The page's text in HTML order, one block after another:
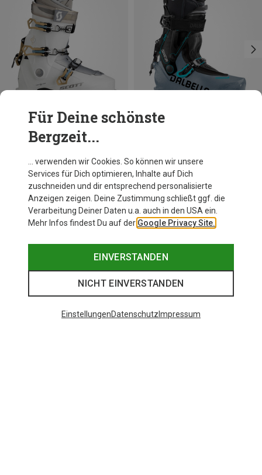
Du sparst 42%
Für Deine schönste
Bergzeit...
… verwenden wir Cookies. So können wir unsere
Services für Dich optimieren, Inhalte auf Dich
zuschneiden und dir entsprechend personalisierte
Anzeigen zeigen. Deine Zustimmung schließt ggf. die
Verarbeitung Deiner Daten u.a. auch in den USA ein.
Mehr Infos findest Du auf der Google Privacy Site.
EINVERSTANDEN
NICHT EINVERSTANDEN
EinstellungenDatenschutz Impressum